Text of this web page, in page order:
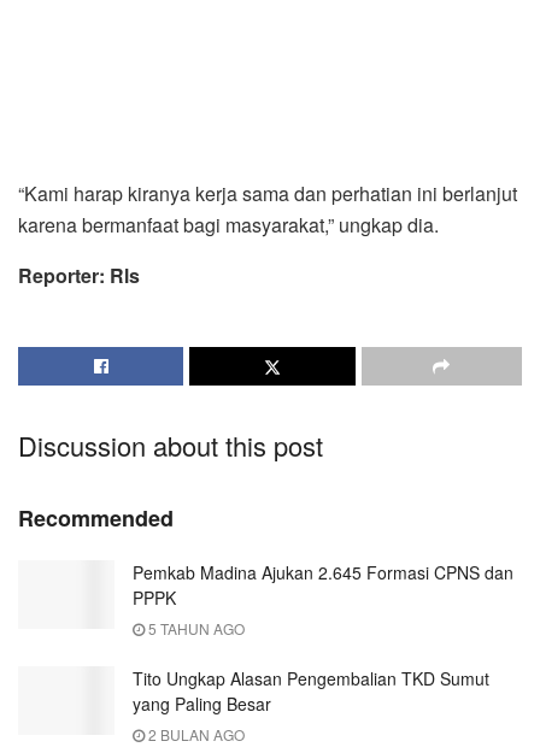
“Kami harap kiranya kerja sama dan perhatian ini berlanjut
karena bermanfaat bagi masyarakat,” ungkap dia.
Reporter: Rls
Discussion about this post
Recommended
Pemkab Madina Ajukan 2.645 Formasi CPNS dan
PPPK
5 TAHUN AGO
Tito Ungkap Alasan Pengembalian TKD Sumut
yang Paling Besar
2 BULAN AGO